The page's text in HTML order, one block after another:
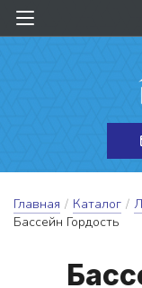
Главная / Каталог /
Бассейн Гордость